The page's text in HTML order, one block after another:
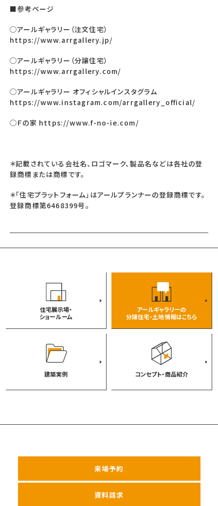
■参考ページ
◯アールギャラリー（注文住宅）
https://www.arrgallery.jp/
◯アールギャラリー（分譲住宅）
https://www.arrgallery.com/
◯アールギャラリー オフィシャルインスタグラム
https://www.instagram.com/arrgallery_official/
◯Ｆの家 https://www.f-no-ie.com/
＊記載されている会社名、ロゴマーク、製品名などは各社の登
録商標または商標です。
＊「住宅プラットフォーム」はアールプランナーの登録商標です。
登録商標第6468399号。
住宅展示場・
ショールーム
アールギャラリーの
分譲住宅・土地情報はこちら
建築実例 コンセプト・商品紹介
来場予約
資料請求